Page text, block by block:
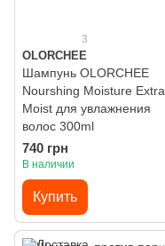
3
OLORCHEE
Шампунь OLORCHEE
Nourshing Moisture Extra
Moist для увлажнения
волос 300ml
740 грн
В наличии
Купить